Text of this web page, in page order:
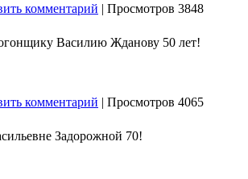
комментарий | Просмотров 3848
Василию Жданову 50 лет!
комментарий | Просмотров 4065
Задорожной 70!